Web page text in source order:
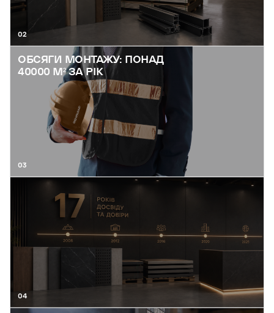
02
ОБСЯГИ МОНТАЖУ: ПОНАД
40000 М² ЗА РІК
03
04